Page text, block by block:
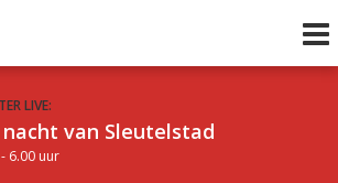
LIVE:
nacht van Sleutelstad
6.00 uur